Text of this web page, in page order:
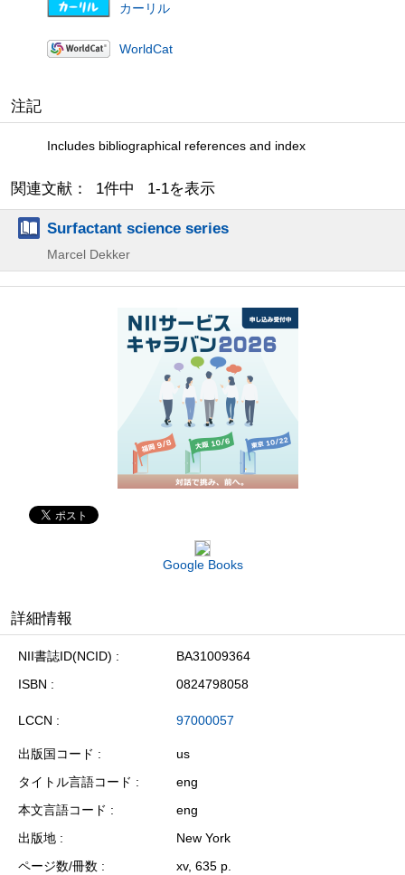
カーリル
WorldCat
注記
Includes bibliographical references and index
関連文献： 1件中 1-1を表示
Surfactant science series
Marcel Dekker
Google Books
詳細情報
NII書誌ID(NCID)
BA31009364
ISBN
0824798058
LCCN 97000057
出版国コード
us
タイトル言語コード
eng
本文言語コード
eng
出版地
New York
ページ数/冊数
xv, 635 p.